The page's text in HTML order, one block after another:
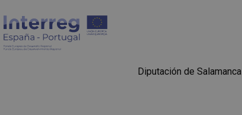
Diputación de Salamanca